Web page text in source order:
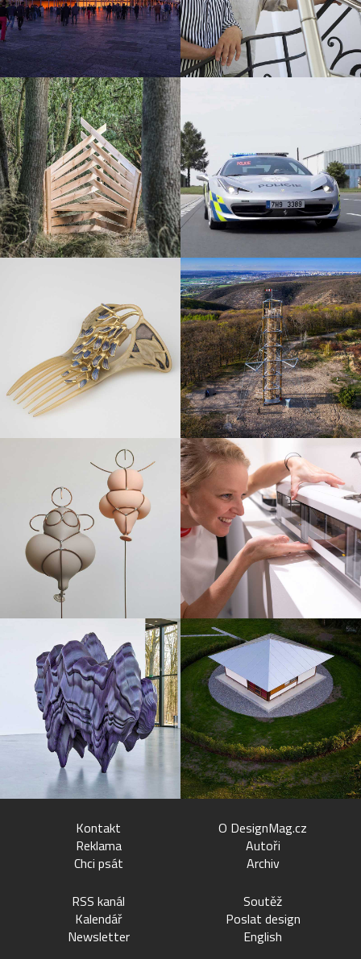
Kontakt
Reklama
Chci psát
O DesignMag.cz
Autoři
Archiv
RSS kanál
Kalendář
Newsletter
Soutěž
Poslat design
English